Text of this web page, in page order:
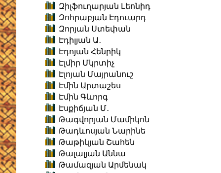
Զիլֆուղարյան Լեոնիդ
Զոհրաբյան Էդուարդ
Զորյան Ստեփան
Էդիլյան Ա․
Էդոյան Հենրիկ
Էլմիր Մկրտիչ
Էլոյան Մայրանուշ
Էմին Արտաշես
Էմին Գևորգ
Էսքիճյան Մ․
Թագվորյան Մամիկոն
Թադևոսյան Նարինե
Թաթիկյան Շահեն
Թալալյան Աննա
Թամազյան Արմենակ